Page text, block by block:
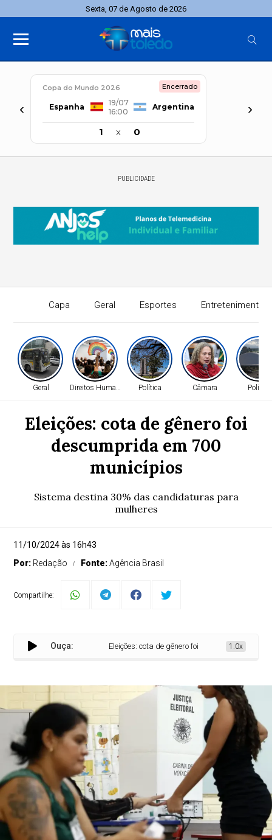
Sexta, 07 de Agosto de 2026
‹
Copa do Mundo 2026 Encerrado
Espanha
19/07
16:00
Argentina
1 x 0
›
PUBLICIDADE
Capa Geral Esportes Entretenimento
Geral Direitos Humanos Política Câmara Política
Eleições: cota de gênero foi
descumprida em 700
municípios
Sistema destina 30% das candidaturas para
mulheres
11/10/2024 às 16h43
Por: Redação Fonte:Agência Brasil
Compartilhe:
Ouça: Eleições: cota de gênero foi descumprida em 700
1.0x